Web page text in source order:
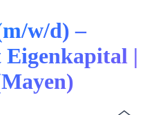
w/d) –
Eigenkapital |